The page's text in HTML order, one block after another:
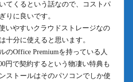
てくるという話なので、コストパ
りに良いです。
いやすいクラウドストレージなの
十分に使えると思います。
Office Premiumを持っている人
円で契約するという物凄い特典も
ストールはそのパソコンでしか使